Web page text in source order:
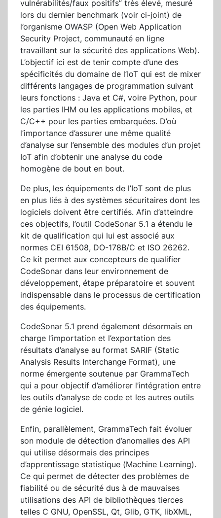
vulnérabilités/faux positifs” très élevé, mesuré
lors du dernier benchmark (voir ci-joint) de
l’organisme OWASP (Open Web Application
Security Project, communauté en ligne
travaillant sur la sécurité des applications Web).
L’objectif ici est de tenir compte d’une des
spécificités du domaine de l’IoT qui est de mixer
différents langages de programmation suivant
leurs fonctions : Java et C#, voire Python, pour
les parties IHM ou les applications mobiles, et
C/C++ pour les parties embarquées. D’où
l’importance d’assurer une même qualité
d’analyse sur l’ensemble des modules d’un projet
IoT afin d’obtenir une analyse du code
homogène de bout en bout.
De plus, les équipements de l’IoT sont de plus
en plus liés à des systèmes sécuritaires dont les
logiciels doivent être certifiés. Afin d’atteindre
ces objectifs, l’outil CodeSonar 5.1 a étendu le
kit de qualification qui lui est associé aux
normes CEI 61508, DO-178B/C et ISO 26262.
Ce kit permet aux concepteurs de qualifier
CodeSonar dans leur environnement de
développement, étape préparatoire et souvent
indispensable dans le processus de certification
des équipements.
CodeSonar 5.1 prend également désormais en
charge l’importation et l’exportation des
résultats d’analyse au format SARIF (Static
Analysis Results Interchange Format), une
norme émergente soutenue par GrammaTech
qui a pour objectif d’améliorer l’intégration entre
les outils d’analyse de code et les autres outils
de génie logiciel.
Enfin, parallèlement, GrammaTech fait évoluer
son module de détection d’anomalies des API
qui utilise désormais des principes
d’apprentissage statistique (Machine Learning).
Ce qui permet de détecter des problèmes de
fiabilité ou de sécurité dus à de mauvaises
utilisations des API de bibliothèques tierces
telles C GNU, OpenSSL, Qt, Glib, GTK, libXML,